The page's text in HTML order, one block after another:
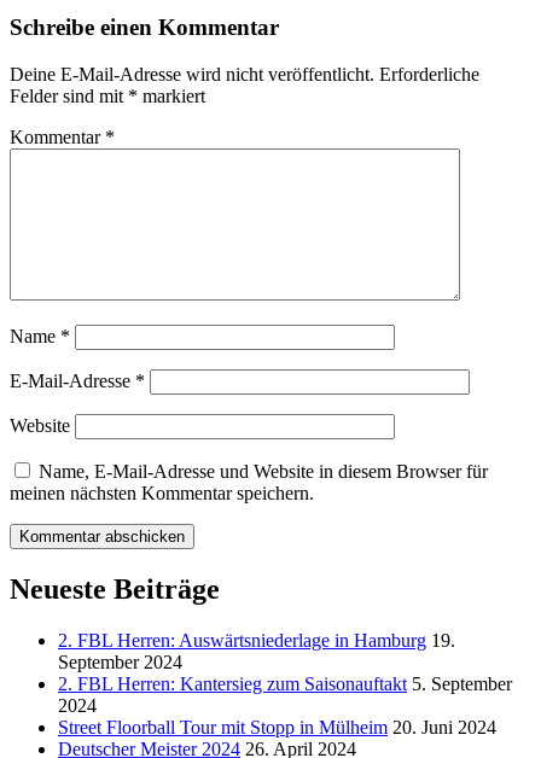
Schreibe einen Kommentar
Deine E-Mail-Adresse wird nicht veröffentlicht. Erforderliche
Felder sind mit * markiert
Kommentar *
Name *
E-Mail-Adresse *
Website
Name, E-Mail-Adresse und Website in diesem Browser für
meinen nächsten Kommentar speichern.
Neueste Beiträge
2. FBL Herren: Auswärtsniederlage in Hamburg 19.
September 2024
2. FBL Herren: Kantersieg zum Saisonauftakt 5. September
2024
Street Floorball Tour mit Stopp in Mülheim 20. Juni 2024
Deutscher Meister 2024 26. April 2024